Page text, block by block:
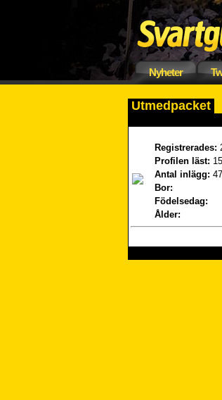
Nyheter
Utmedpacket
Registrerades:
Profilen läst:
Antal inlägg:
Bor:
Födelsedag:
Ålder: